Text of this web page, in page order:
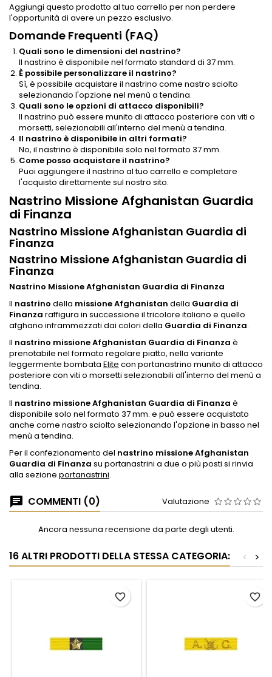
Aggiungi questo prodotto al tuo carrello per non perdere
l'opportunità di avere un pezzo esclusivo.
Domande Frequenti (FAQ)
Quali sono le dimensioni del nastrino?
Il nastrino è disponibile nel formato standard di 37 mm.
È possibile personalizzare il nastrino?
Sì, è possibile acquistare il nastrino come nastro sciolto
selezionando l'opzione nel menù a tendina.
Quali sono le opzioni di attacco disponibili?
Il nastrino può essere munito di attacco posteriore con viti o
morsetti, selezionabili all'interno del menù a tendina.
Il nastrino è disponibile in altri formati?
No, il nastrino è disponibile solo nel formato 37 mm.
Come posso acquistare il nastrino?
Puoi aggiungere il nastrino al tuo carrello e completare
l'acquisto direttamente sul nostro sito.
Nastrino Missione Afghanistan Guardia
di Finanza
Nastrino Missione Afghanistan Guardia di
Finanza
Nastrino Missione Afghanistan Guardia di
Finanza
Nastrino Missione Afghanistan Guardia di Finanza
Il nastrino della missione Afghanistan della Guardia di
Finanza raffigura in successione il tricolore italiano e quello
afghano inframmezzati dai colori della Guardia di Finanza.
Il nastrino missione Afghanistan Guardia di Finanza è
prenotabile nel formato regolare piatto, nella variante
leggermente bombata Elite con portanastrino munito di attacco
posteriore con viti o morsetti selezionabili all'interno del menù a
tendina.
Il nastrino missione Afghanistan Guardia di Finanza è
disponibile solo nel formato 37 mm. e può essere acquistato
anche come nastro sciolto selezionando l'opzione in basso nel
menù a tendina.
Per il confezionamento del nastrino missione Afghanistan
Guardia di Finanza su portanastrini a due o più posti si rinvia
alla sezione portanastrini.
COMMENTI (0) Valutazione
Ancora nessuna recensione da parte degli utenti.
16 ALTRI PRODOTTI DELLA STESSA CATEGORIA: >
<
favorite_border favorite_border